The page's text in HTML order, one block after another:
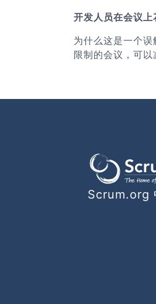
开发人员在会议上
为什么这是一个
限制的会议，可
Scrum.org